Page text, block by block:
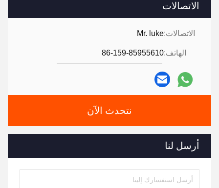
الاتصالات
الاتصالات:Mr. luke
الهاتف:86-159-85955610
نتحدث الآن
أرسل لنا